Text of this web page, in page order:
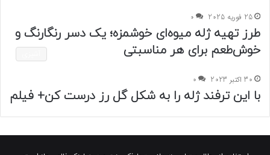
25 فوریه 2025 0
طرز تهیه ژله میوه‌ای خوشمزه؛ یک دسر رنگارنگ و
خوش‌طعم برای هر مناسبتی
30 اکتبر 2023 0
با این ترفند ژله را به شکل گل رز درست کن+ فیلم